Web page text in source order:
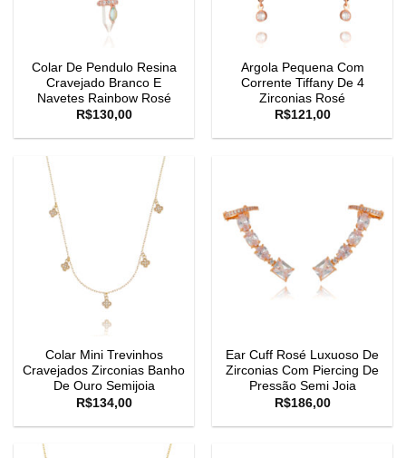
Colar De Pendulo Resina
Cravejado Branco E
Navetes Rainbow Rosé
R$130,00
Argola Pequena Com
Corrente Tiffany De 4
Zirconias Rosé
R$121,00
Colar Mini Trevinhos
Cravejados Zirconias Banho
De Ouro Semijoia
R$134,00
Ear Cuff Rosé Luxuoso De
Zirconias Com Piercing De
Pressão Semi Joia
R$186,00